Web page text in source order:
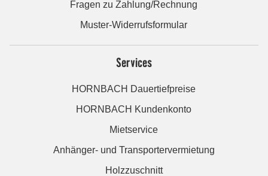
Fragen zu Zahlung/Rechnung
Muster-Widerrufsformular
Services
HORNBACH Dauertiefpreise
HORNBACH Kundenkonto
Mietservice
Anhänger- und Transportervermietung
Holzzuschnitt